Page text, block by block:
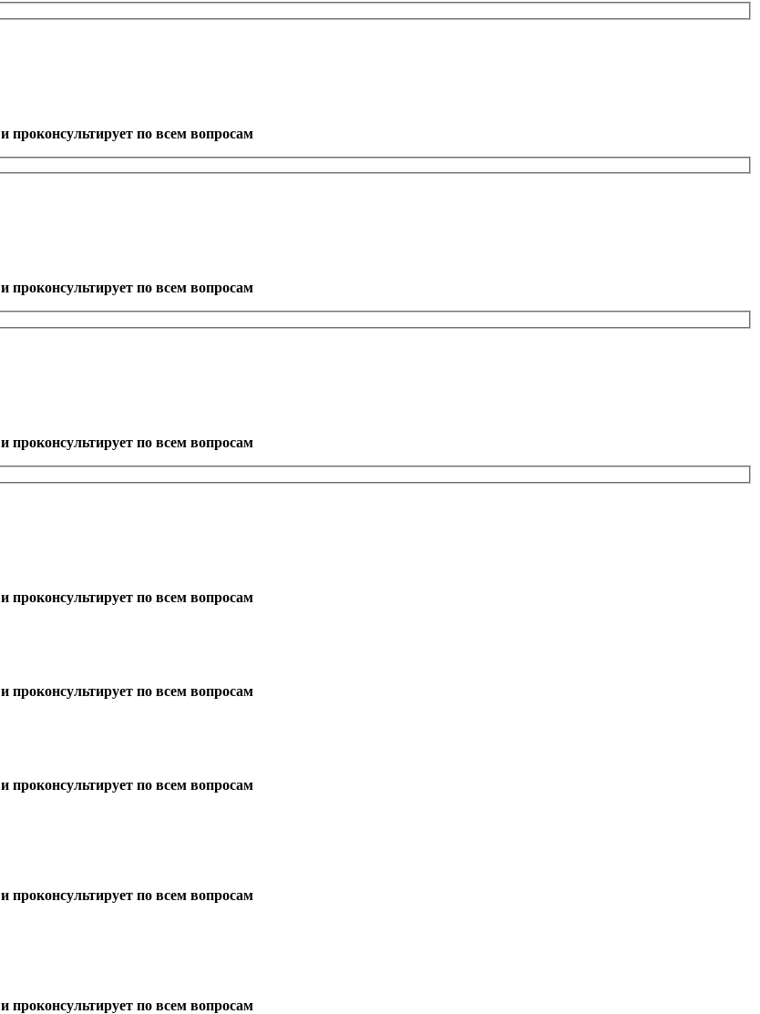
и проконсультирует по всем вопросам
и проконсультирует по всем вопросам
и проконсультирует по всем вопросам
и проконсультирует по всем вопросам
и проконсультирует по всем вопросам
и проконсультирует по всем вопросам
и проконсультирует по всем вопросам
и проконсультирует по всем вопросам